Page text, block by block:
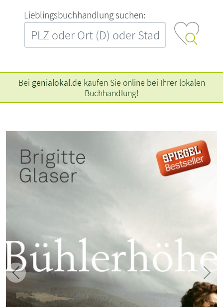
L‍i‍e‍b‍l‍i‍n‍g‍s‍b‍u‍c‍h‍h‍a‍n‍d‍l‍u‍n‍g‍ ‍s‍u‍c‍h‍e‍n‍:‍
Bei genialokal.de kaufen Sie online bei Ihrer lokalen
Buchhandlung!
Zurück